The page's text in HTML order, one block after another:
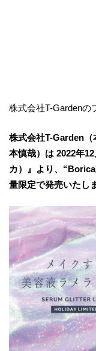
株式会社T-Gardenの
株式会社T-Garden
本慎哉）は 2022年
カ）』より、
量限定で発売いたし